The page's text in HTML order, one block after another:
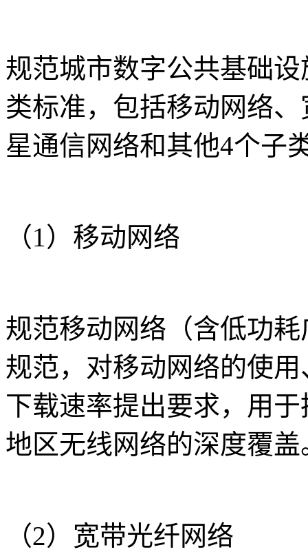
规范城市数字公共基础
类标准，包括移动网络
星通信网络和其他4个子
（1）移动网络
规范移动网络（含低功
规范，对移动网络的使
下载速率提出要求，用
地区无线网络的深度覆盖
（2）宽带光纤网络